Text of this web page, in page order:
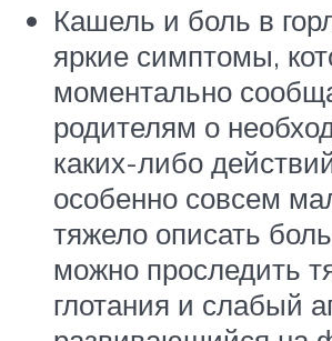
Кашель и боль в
яркие симптомы,
моментально
родителям о
каких-либо
особенно совсем
тяжело описать
можно проследить
глотания и слабый